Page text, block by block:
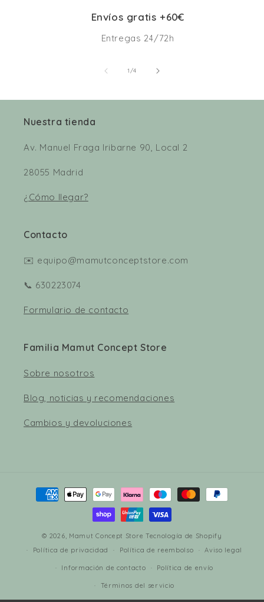
Envíos gratis +60€
Entregas 24/72h
1/de
4
Nuestra tienda
Av. Manuel Fraga Iribarne 90, Local 2
28055 Madrid
¿Cómo llegar?
Contacto
✉️ equipo@mamutconceptstore.com
📞 630223074
Formulario de contacto
Familia Mamut Concept Store
Sobre nosotros
Blog, noticias y recomendaciones
Cambios y devoluciones
Formas
© 2026, Mamut Concept Store Tecnología de Shopify
Política de privacidad
Política de reembolso Aviso legal
Información de contacto Política de envío
Términos del servicio